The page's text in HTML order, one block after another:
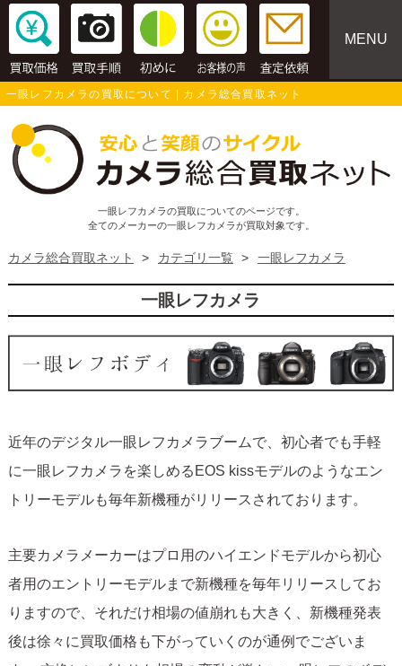
MENU
一眼レフカメラの買取について | カメラ総合買取ネット
一眼レフカメラの買取についてのページです。
全てのメーカーの一眼レフカメラが買取対象です。
カメラ総合買取ネット > カテゴリ一覧 > 一眼レフカメラ
一眼レフカメラ
近年のデジタル一眼レフカメラブームで、初心者でも手軽
に一眼レフカメラを楽しめるEOS kissモデルのようなエン
トリーモデルも毎年新機種がリリースされております。
主要カメラメーカーはプロ用のハイエンドモデルから初心
者用のエントリーモデルまで新機種を毎年リリースしてお
りますので、それだけ相場の値崩れも大きく、新機種発表
後は徐々に買取価格も下がっていくのが通例でございま